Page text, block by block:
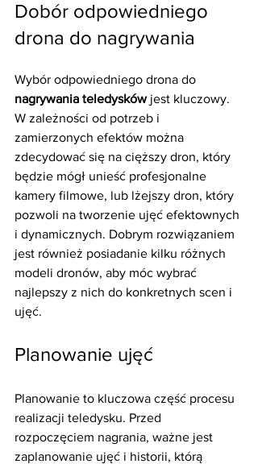
Dobór odpowiedniego
drona do nagrywania
Wybór odpowiedniego drona do
nagrywania teledysków jest kluczowy.
W zależności od potrzeb i
zamierzonych efektów można
zdecydować się na cięższy dron, który
będzie mógł unieść profesjonalne
kamery filmowe, lub lżejszy dron, który
pozwoli na tworzenie ujęć efektownych
i dynamicznych. Dobrym rozwiązaniem
jest również posiadanie kilku różnych
modeli dronów, aby móc wybrać
najlepszy z nich do konkretnych scen i
ujęć.
Planowanie ujęć
Planowanie to kluczowa część procesu
realizacji teledysku. Przed
rozpoczęciem nagrania, ważne jest
zaplanowanie ujęć i historii, którą